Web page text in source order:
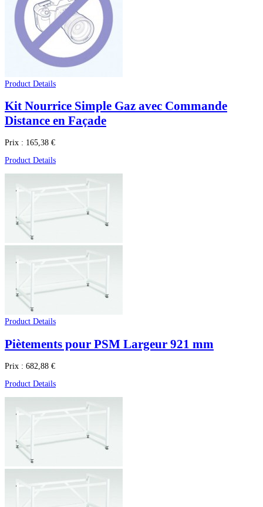
Product Details
Kit Nourrice Simple Gaz avec Commande
Distance en Façade
Prix : 165,38 €
Product Details
Product Details
Piètements pour PSM Largeur 921 mm
Prix : 682,88 €
Product Details